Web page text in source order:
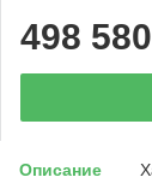
498 580
Описание